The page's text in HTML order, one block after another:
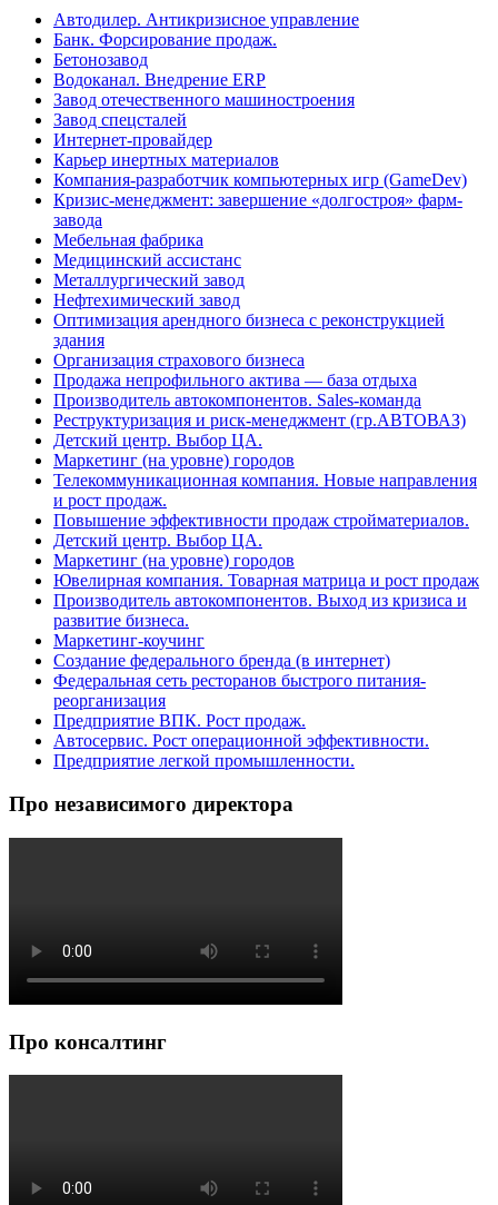
Автодилер. Антикризисное управление
Банк. Форсирование продаж.
Бетонозавод
Водоканал. Внедрение ERP
Завод отечественного машиностроения
Завод спецсталей
Интернет-провайдер
Карьер инертных материалов
Компания-разработчик компьютерных игр (GameDev)
Кризис-менеджмент: завершение «долгостроя» фарм-
завода
Мебельная фабрика
Медицинский ассистанс
Металлургический завод
Нефтехимический завод
Оптимизация арендного бизнеса с реконструкцией
здания
Организация страхового бизнеса
Продажа непрофильного актива — база отдыха
Производитель автокомпонентов. Sales-команда
Реструктуризация и риск-менеджмент (гр.АВТОВАЗ)
Детский центр. Выбор ЦА.
Маркетинг (на уровне) городов
Телекоммуникационная компания. Новые направления
и рост продаж.
Повышение эффективности продаж стройматериалов.
Детский центр. Выбор ЦА.
Маркетинг (на уровне) городов
Ювелирная компания. Товарная матрица и рост продаж
Производитель автокомпонентов. Выход из кризиса и
развитие бизнеса.
Маркетинг-коучинг
Создание федерального бренда (в интернет)
Федеральная сеть ресторанов быстрого питания-
реорганизация
Предприятие ВПК. Рост продаж.
Автосервис. Рост операционной эффективности.
Предприятие легкой промышленности.
Про независимого директора
Про консалтинг